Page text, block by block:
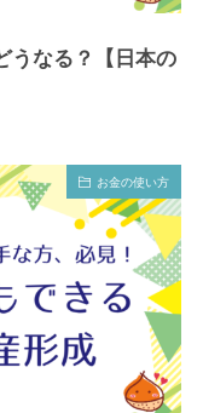
うなる？【日本の
お金の使い方